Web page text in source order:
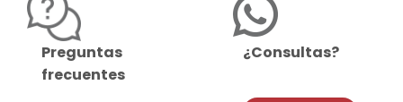
Preguntas
frecuentes
¿Consultas?